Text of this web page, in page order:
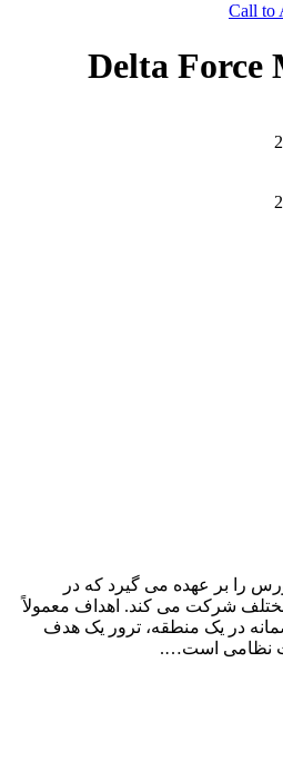
Call to
را بر عهده می گیرد که در
شرکت می کند. اهداف معمولاً
در یک منطقه، ترور یک هدف
نظامی است….